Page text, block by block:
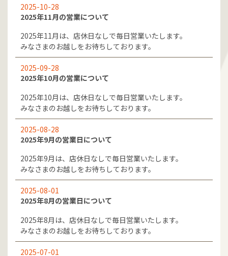
2025-10-28
2025年11月の営業について
2025年11月は、店休日なしで毎日営業いたします。
みなさまのお越しをお待ちしております。
2025-09-28
2025年10月の営業について
2025年10月は、店休日なしで毎日営業いたします。
みなさまのお越しをお待ちしております。
2025-08-28
2025年9月の営業日について
2025年9月は、店休日なしで毎日営業いたします。
みなさまのお越しをお待ちしております。
2025-08-01
2025年8月の営業日について
2025年8月は、店休日なしで毎日営業いたします。
みなさまのお越しをお待ちしております。
2025-07-01